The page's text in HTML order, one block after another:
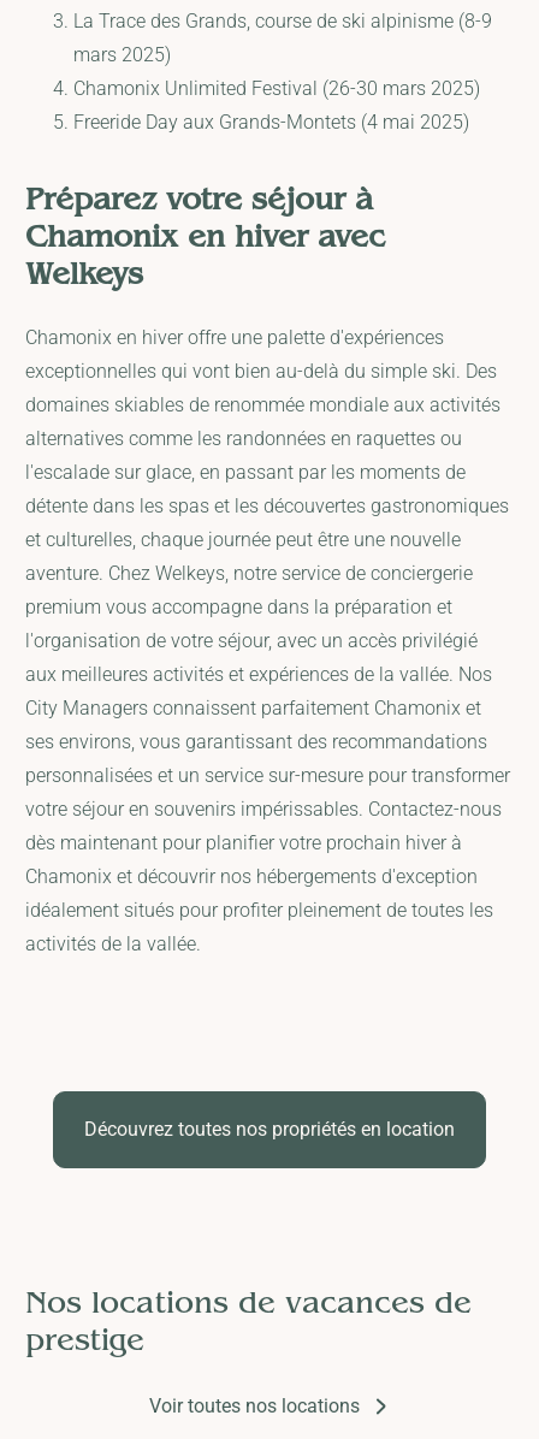
La Trace des Grands, course de ski alpinisme (8-9
mars 2025)
Chamonix Unlimited Festival (26-30 mars 2025)
Freeride Day aux Grands-Montets (4 mai 2025)
Préparez votre séjour à
Chamonix en hiver avec
Welkeys
Chamonix en hiver offre une palette d'expériences
exceptionnelles qui vont bien au-delà du simple ski. Des
domaines skiables de renommée mondiale aux activités
alternatives comme les randonnées en raquettes ou
l'escalade sur glace, en passant par les moments de
détente dans les spas et les découvertes gastronomiques
et culturelles, chaque journée peut être une nouvelle
aventure. Chez Welkeys, notre service de conciergerie
premium vous accompagne dans la préparation et
l'organisation de votre séjour, avec un accès privilégié
aux meilleures activités et expériences de la vallée. Nos
City Managers connaissent parfaitement Chamonix et
ses environs, vous garantissant des recommandations
personnalisées et un service sur-mesure pour transformer
votre séjour en souvenirs impérissables. Contactez-nous
dès maintenant pour planifier votre prochain hiver à
Chamonix et découvrir nos hébergements d'exception
idéalement situés pour profiter pleinement de toutes les
activités de la vallée.
Découvrez toutes nos propriétés en location
Nos locations de vacances de
prestige
Voir toutes nos locations